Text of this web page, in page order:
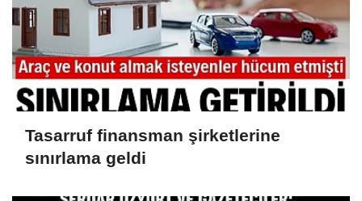
Tasarruf finansman şirketlerine
sınırlama geldi